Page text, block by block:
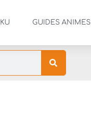
GUIDES ANIMES